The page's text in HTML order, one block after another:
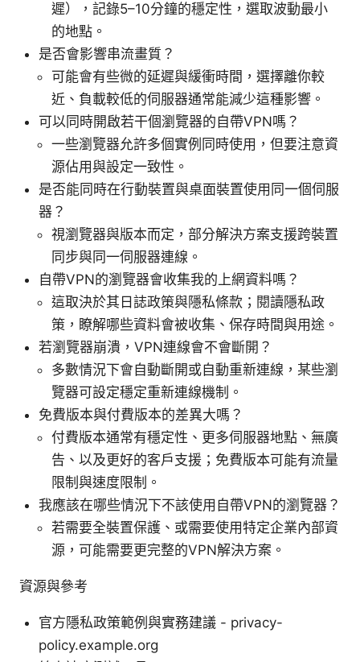
遲），記錄5–10分鐘的穩定性，選取波動最小
的地點。
是否會影響串流畫質？
可能會有些微的延遲與緩衝時間，選擇離你較
近、負載較低的伺服器通常能減少這種影響。
可以同時開啟若干個瀏覽器的自帶VPN嗎？
一些瀏覽器允許多個實例同時使用，但要注意資
源佔用與設定一致性。
是否能同時在行動裝置與桌面裝置使用同一個伺服
器？
視瀏覽器與版本而定，部分解決方案支援跨裝置
同步與同一伺服器連線。
自帶VPN的瀏覽器會收集我的上網資料嗎？
這取決於其日誌政策與隱私條款；閱讀隱私政
策，瞭解哪些資料會被收集、保存時間與用途。
若瀏覽器崩潰，VPN連線會不會斷開？
多數情況下會自動斷開或自動重新連線，某些瀏
覽器可設定穩定重新連線機制。
免費版本與付費版本的差異大嗎？
付費版本通常有穩定性、更多伺服器地點、無廣
告、以及更好的客戶支援；免費版本可能有流量
限制與速度限制。
我應該在哪些情況下不該使用自帶VPN的瀏覽器？
若需要全裝置保護、或需要使用特定企業內部資
源，可能需要更完整的VPN解決方案。
資源與參考
官方隱私政策範例與實務建議 - privacy-
policy.example.org